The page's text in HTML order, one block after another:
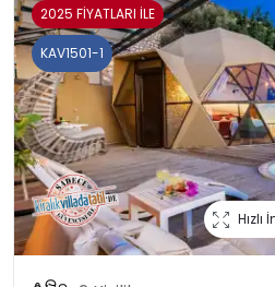
2025 FİYATLARI İLE
Hızlı
KAV1501-1